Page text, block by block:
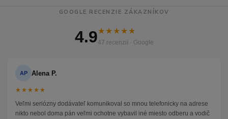
GOOGLE RECENZIE ZÁKAZNÍKOV
4.9★★★★★
47 recenzií · Google
AP Alena P.
★★★★★
Veľmi seriózny dodávateľ komunikoval so mnou telefonicky na adrese
nikto nebol doma pán veľmi ochotne vybavil iné miesto odberu a vodič